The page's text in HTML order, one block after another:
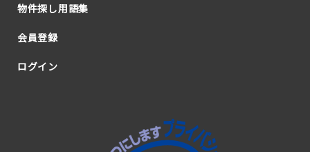
物件探し用語集
会員登録
ログイン